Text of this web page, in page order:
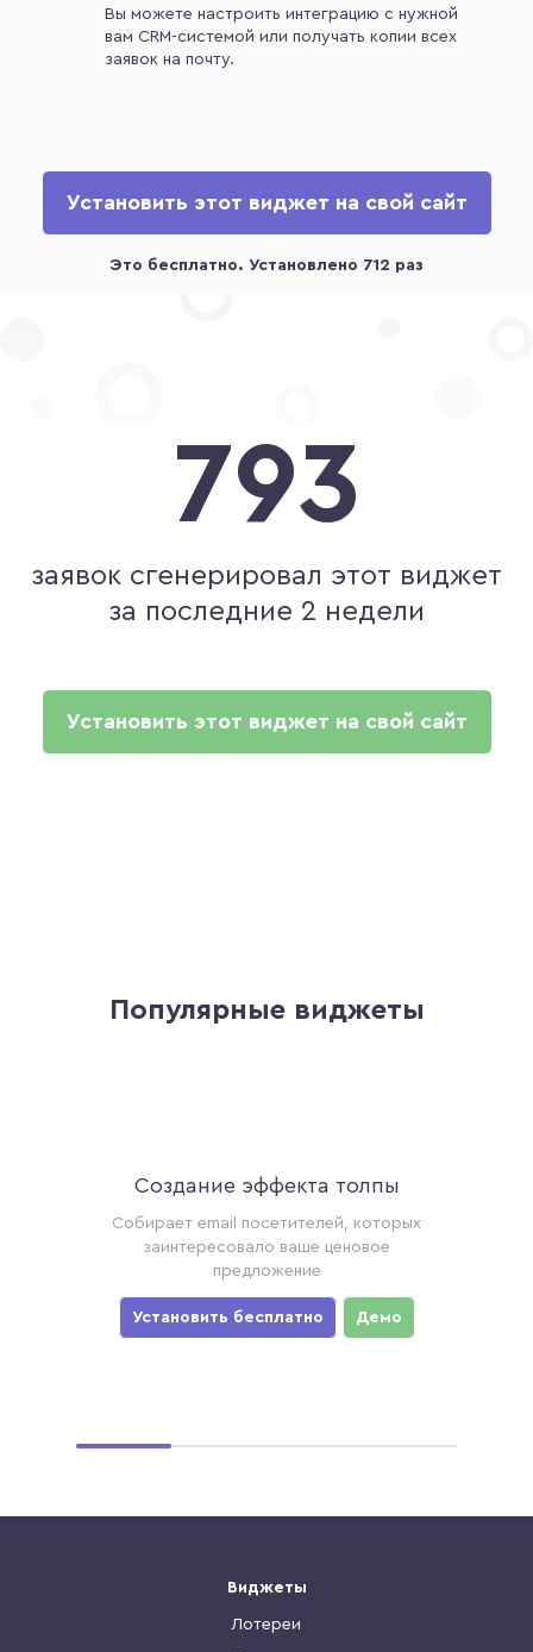
Вы можете настроить интеграцию с нужной
вам CRM-системой или получать копии всех
заявок на почту.
Установить этот виджет на свой сайт
793
заявок сгенерировал этот виджет
за последние 2 недели
Установить этот виджет на свой сайт
Популярные виджеты
Создание эффекта толпы
Собирает email посетителей, которых
заинтересовало ваше ценовое
предложение
Установить бесплатно Демо
Виджеты
Лотереи